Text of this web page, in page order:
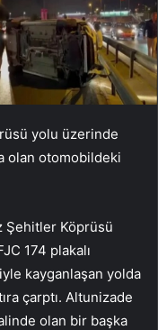
yolu üzerinde
olan otomobildeki
Şehitler Köprüsü
174 plakalı
kayganlaşan yolda
çarptı. Altunizade
olan bir başka